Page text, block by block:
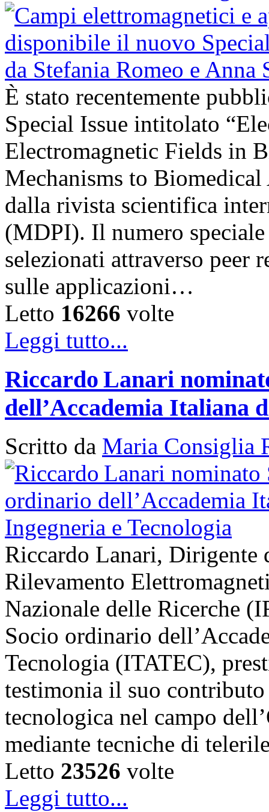
È stato recentemente
Special Issue intitolato
Electromagnetic Fields in
Mechanisms to
dalla rivista scientifica
(MDPI). Il numero
selezionati attraverso peer
sulle applicazioni…
Letto 16266 volte
Leggi tutto...
Riccardo Lanari
dell’Accademia Italiana
Scritto da Maria Consiglia
Riccardo Lanari, Dirigente
Rilevamento
Nazionale delle Ricerche
Socio ordinario
Tecnologia (ITATEC),
testimonia il suo
tecnologica nel campo
mediante tecniche di
Letto 23526 volte
Leggi tutto...